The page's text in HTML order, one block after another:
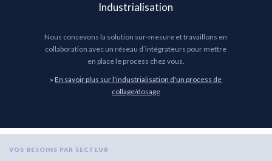
Industrialisation
Nous concevons la solution sur-mesure et travaillons en
collaboration avec un réseau d’intégrateurs pour mettre
en place le process chez vous.
»En savoir plus sur l'industrialisation d'un process de
collage/dosage
VOS BESOINS PAR SECTEUR